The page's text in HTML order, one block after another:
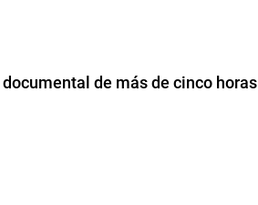
de más de cinco horas